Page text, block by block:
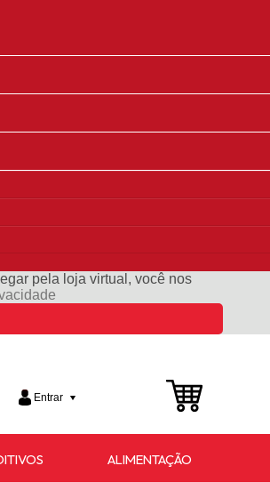
pela loja virtual, você nos
Entrar
ALIMENTAÇÃO